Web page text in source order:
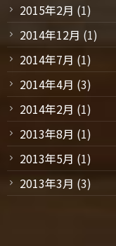
2015年2月 (1)
2014年12月 (1)
2014年7月 (1)
2014年4月 (3)
2014年2月 (1)
2013年8月 (1)
2013年5月 (1)
2013年3月 (3)